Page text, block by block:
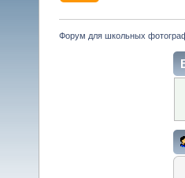
Форум для школьных